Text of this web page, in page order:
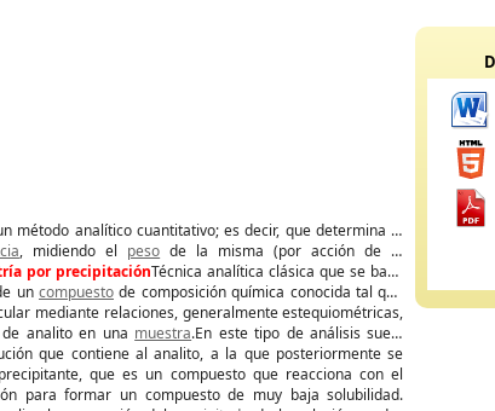
método analítico cuantitativo; es decir, que determina la
, midiendo el peso de la misma (por acción de la
por precipitaciónTécnica analítica clásica que se basa
un compuesto de composición química conocida tal que
mediante relaciones, generalmente estequiométricas,
analito en una muestra.En este tipo de análisis suele
que contiene al analito, a la que posteriormente se
que es un compuesto que reacciona con el
para formar un compuesto de muy baja solubilidad.